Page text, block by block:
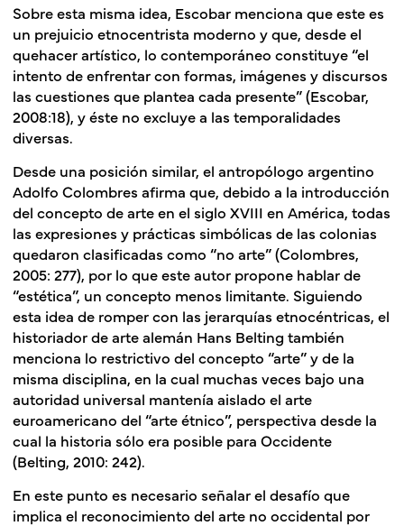
Sobre esta misma idea, Escobar menciona que este es
un prejuicio etnocentrista moderno y que, desde el
quehacer artístico, lo contemporáneo constituye “el
intento de enfrentar con formas, imágenes y discursos
las cuestiones que plantea cada presente” (Es­cobar,
2008:18), y éste no excluye a las temporalidades
diversas.
Desde una posición similar, el antropólogo argentino
Adolfo Colombres afirma que, debido a la introducción
del concepto de arte en el siglo XVIII en América, todas
las expresiones y prácticas simbólicas de las colonias
quedaron clasificadas como “no arte” (Colombres,
2005: 277), por lo que este autor propone hablar de
“estética”, un concepto menos limitante. Siguiendo
esta idea de romper con las jerarquías etnocéntricas, el
historiador de arte alemán Hans Belting también
menciona lo restrictivo del concepto “arte” y de la
misma disciplina, en la cual muchas veces bajo una
autoridad universal mantenía aislado el arte
euroamericano del “arte étnico”, perspectiva desde la
cual la historia sólo era posible para Occidente
(Belting, 2010: 242).
En este punto es necesario señalar el desafío que
implica el reconocimiento del arte no occidental por